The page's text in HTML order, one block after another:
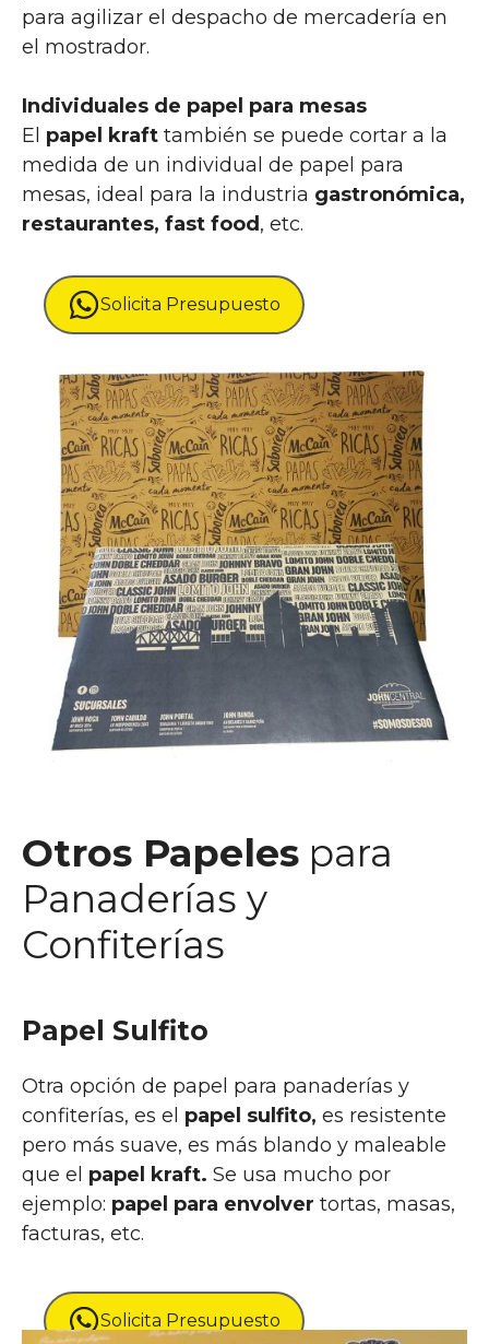
para agilizar el despacho de mercadería en
el mostrador.
Individuales de papel para mesas
El papel kraft también se puede cortar a la
medida de un individual de papel para
mesas, ideal para la industria gastronómica,
restaurantes, fast food , etc.
Solicita Presupuesto
Otros Papeles para
Panaderías y
Confiterías
Papel Sulfito
Otra opción de papel para panaderías y
confiterías, es el papel sulfito, es resistente
pero más suave, es más blando y maleable
que el papel kraft. Se usa mucho por
ejemplo: papel para envolver tortas, masas,
facturas, etc.
Solicita Presupuesto